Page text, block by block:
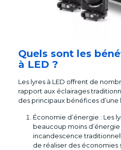
Quels sont les
à LED ?
Les lyres à LED offrent de
rapport aux éclairages
des principaux bénéfices d’une
Économie d’énergie : Les
beaucoup moins
incandescence
de réaliser des économies